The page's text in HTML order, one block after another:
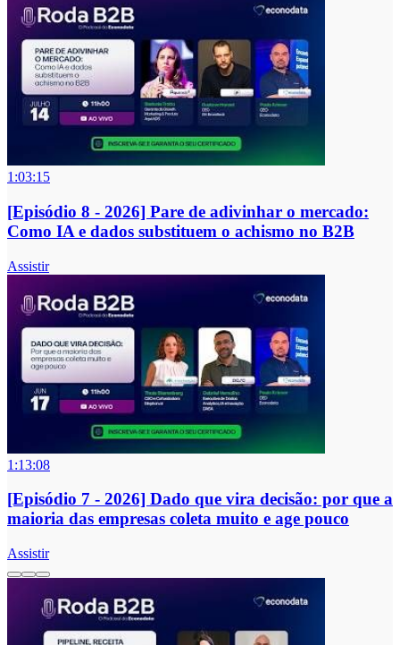
1:03:15
[Episódio 8 - 2026] Pare de adivinhar o mercado:
Como IA e dados substituem o achismo no B2B
Assistir
1:13:08
[Episódio 7 - 2026] Dado que vira decisão: por que a
maioria das empresas coleta muito e age pouco
Assistir